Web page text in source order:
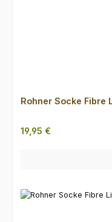
Rohner Socke Fibre
Regulärer Preis:
19,95 €